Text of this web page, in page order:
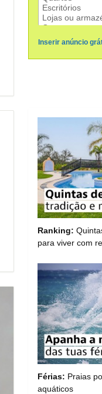
Ranking:
para viver com
Férias: Praias
aquáticos